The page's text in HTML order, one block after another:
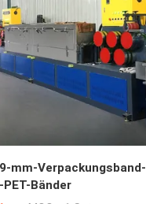
mm-
Bänder